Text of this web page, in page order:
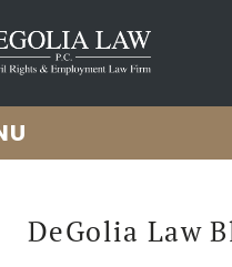
DeGolia Law